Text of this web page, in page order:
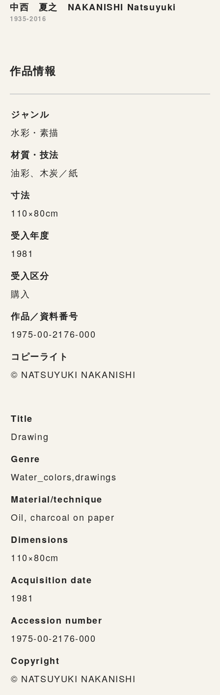
中西 夏之 NAKANISHI Natsuyuki
1935-2016
作品情報
ジャンル
水彩・素描
材質・技法
油彩、木炭／紙
寸法
110×80cm
受入年度
1981
受入区分
購入
作品／資料番号
1975-00-2176-000
コピーライト
© NATSUYUKI NAKANISHI
Title
Drawing
Genre
Water_colors,drawings
Material/technique
Oil, charcoal on paper
Dimensions
110×80cm
Acquisition date
1981
Accession number
1975-00-2176-000
Copyright
© NATSUYUKI NAKANISHI